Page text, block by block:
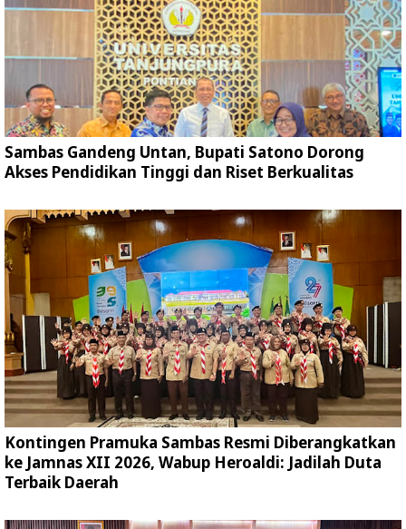
Sambas Gandeng Untan, Bupati Satono Dorong
Akses Pendidikan Tinggi dan Riset Berkualitas
Kontingen Pramuka Sambas Resmi Diberangkatkan
ke Jamnas XII 2026, Wabup Heroaldi: Jadilah Duta
Terbaik Daerah